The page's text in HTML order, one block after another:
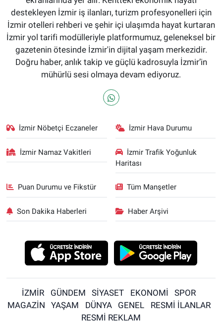
destekleyen İzmir iş ilanları, turizm profesyonelleri için
İzmir otelleri rehberi ve şehir içi ulaşımda hayat kurtaran
İzmir yol tarifi modülleriyle platformumuz, geleneksel bir
gazetenin ötesinde İzmir'in dijital yaşam merkezidir.
Doğru haber, anlık takip ve güçlü kadrosuyla İzmir’in
mühürlü sesi olmaya devam ediyoruz.
İzmir Nöbetçi Eczaneler İzmir Hava Durumu
İzmir Namaz Vakitleri
İzmir Trafik Yoğunluk
Haritası
Puan Durumu ve Fikstür Tüm Manşetler
Son Dakika Haberleri Haber Arşivi
İZMİR GÜNDEM SİYASET EKONOMİ
SPOR
MAGAZİN
YAŞAM DÜNYA GENEL
RESMİ İLANLAR
RESMİ REKLAM